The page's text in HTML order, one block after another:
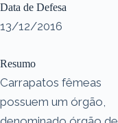
Data de Defesa
13/12/2016
Resumo
Carrapatos fêmeas
possuem um órgão,